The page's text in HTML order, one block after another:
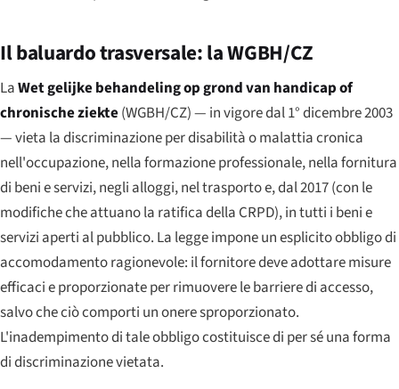
Il baluardo trasversale: la WGBH/CZ
LaWet gelijke behandeling op grond van handicap of
chronische ziekte(WGBH/CZ) — in vigore dal 1° dicembre 2003
— vieta la discriminazione per disabilità o malattia cronica
nell'occupazione, nella formazione professionale, nella fornitura
di beni e servizi, negli alloggi, nel trasporto e, dal 2017 (con le
modifiche che attuano la ratifica della CRPD), in tutti i beni e
servizi aperti al pubblico. La legge impone un esplicito obbligo di
accomodamento ragionevole: il fornitore deve adottare misure
efficaci e proporzionate per rimuovere le barriere di accesso,
salvo che ciò comporti un onere sproporzionato.
L'inadempimento di tale obbligo costituisce di per sé una forma
di discriminazione vietata.